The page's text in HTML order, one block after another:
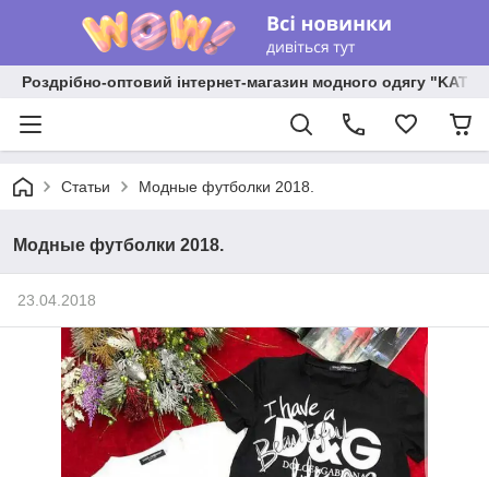
Роздрібно-оптовий інтернет-магазин модного одягу
Статьи Модные футболки 2018.
Модные футболки 2018.
23.04.2018